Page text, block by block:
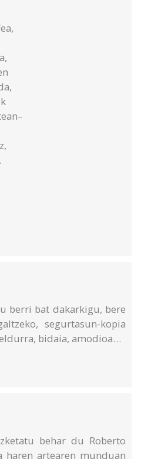
berri bat dakarkigu, bere
segurtasun-kopia
bidaia, amodioa…
behar du Roberto
haren artearen munduan